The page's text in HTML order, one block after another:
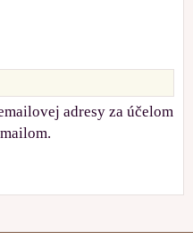
adresy za účelom